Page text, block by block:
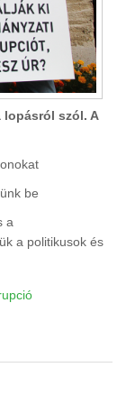
lopásról szól. A
be
a
a politikusok és